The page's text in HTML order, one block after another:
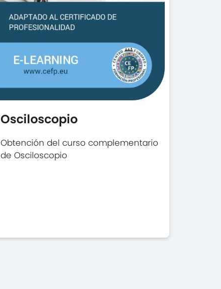
Osciloscopio
Obtención del curso complementario
de Osciloscopio